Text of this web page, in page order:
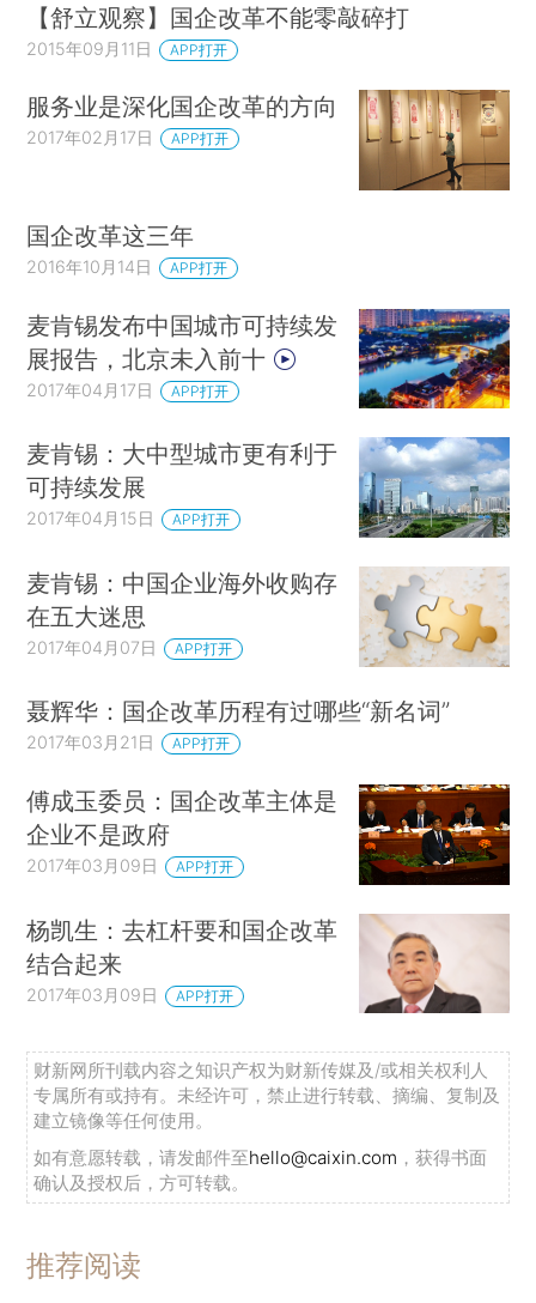
【舒立观察】国企改革不能零敲碎打
2015年09月11日 APP打开
服务业是深化国企改革的方向
2017年02月17日 APP打开
国企改革这三年
2016年10月14日 APP打开
麦肯锡发布中国城市可持续发
展报告，北京未入前十
2017年04月17日 APP打开
麦肯锡：大中型城市更有利于
可持续发展
2017年04月15日 APP打开
麦肯锡：中国企业海外收购存
在五大迷思
2017年04月07日 APP打开
聂辉华：国企改革历程有过哪些“新名词”
2017年03月21日 APP打开
傅成玉委员：国企改革主体是
企业不是政府
2017年03月09日 APP打开
杨凯生：去杠杆要和国企改革
结合起来
2017年03月09日 APP打开
财新网所刊载内容之知识产权为财新传媒及/或相关权利人
专属所有或持有。未经许可，禁止进行转载、摘编、复制及
建立镜像等任何使用。
如有意愿转载，请发邮件至hello@caixin.com ，获得书面
确认及授权后，方可转载。
推荐阅读